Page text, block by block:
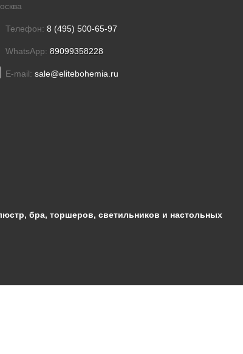
Телефон: 8 (495) 500-65-97
WhatsApp: 89099358228
E-mail: sale@elitebohemia.ru
бра, торшеров, светильников и настольных